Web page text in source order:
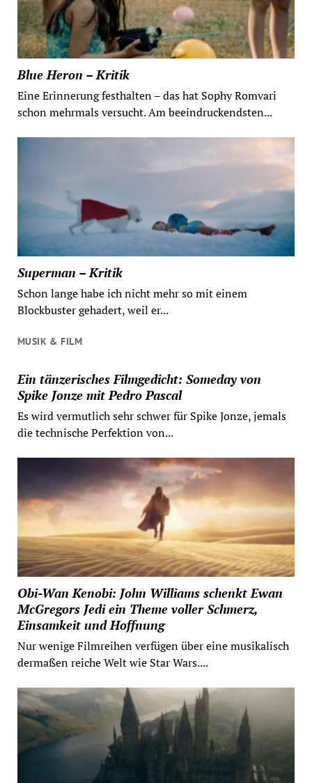
Blue Heron – Kritik
Eine Erinnerung festhalten – das hat Sophy Romvari
schon mehrmals versucht. Am beeindruckendsten...
Superman – Kritik
Schon lange habe ich nicht mehr so mit einem
Blockbuster gehadert, weil er...
MUSIK & FILM
Ein tänzerisches Filmgedicht: Someday von
Spike Jonze mit Pedro Pascal
Es wird vermutlich sehr schwer für Spike Jonze, jemals
die technische Perfektion von...
Obi-Wan Kenobi: John Williams schenkt Ewan
McGregors Jedi ein Theme voller Schmerz,
Einsamkeit und Hoffnung
Nur wenige Filmreihen verfügen über eine musikalisch
dermaßen reiche Welt wie Star Wars....